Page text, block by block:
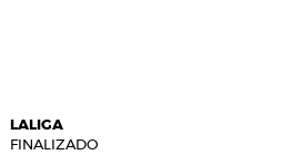
LALIGA
FINALIZADO